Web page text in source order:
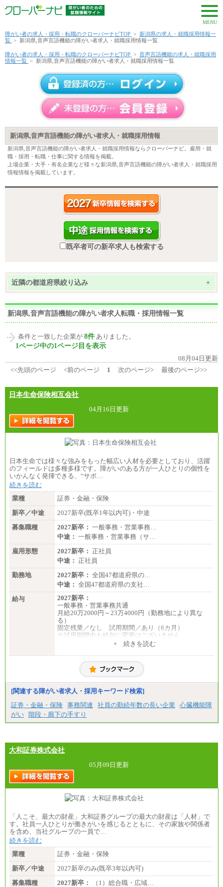
MENU
障がい者の求人・採用・転職のクローバーナビTOP > 新潟県の求人・就職採用情報一
覧 > 新潟県,音声言語機能の障がい者求人・就職採用情報一覧
障がい者の求人・採用・転職のクローバーナビTOP > 音声言語機能の求人・就職採用
情報一覧 > 新潟県,音声言語機能の障がい者求人・就職採用情報一覧
新潟県,音声言語機能の障がい者求人・就職採用情報
新潟県,音声言語機能の障がい者求人・就職採用情報ならクローバーナビ。雇用・就
職・採用・転職・仕事に関する情報を掲載。
上場企業・大手・有名企業など様々な新潟県,音声言語機能の障がい者求人・就職採用
情報情報を掲載しています。
既卒者可の新卒求人も検索する
近隣の都道府県絞り込み +
新潟県,音声言語機能の障がい者求人転職・採用情報一覧
条件と一致した企業が 8件 ありました。
1ページ中の1ページ目を表示
08月04日更新
<<先頭のページ
<前のページ 1 次のページ> 最後のページ>>
日本生命保険相互会社
04月16日更新
日本生命では様々な強みをもった幅広い人材を必要としており、活躍
のフィールドは多種多様です。障がいのある方が一人ひとりの個性を
いかんなく発揮できる、“サポ…
続きを読む
業種
証券・金融・保険
新卒／中途
2027新卒(既卒1年以内可)・中途
募集職種
2027新卒： 一般事務・営業事務…
中途： 一般事務・営業事務（サ…
雇用形態
2027新卒： 正社員
中途： 正社員
勤務地
2027新卒： 全国47都道府県の…
中途： 全国47都道府県の支社…
給与
2027新卒：
一般事務・営業事務共通
月給20万2000円～23万4000円（勤務地により異な
る）
固定残業／なし 試用期間／あり（6カ月）
※試用期間中も給与に変更はございません
月給20万2000円～23万4000円（勤務地により異な
固定残業／なし 試用期間／あり（6か月）
+ 続きを読む
[関連する障がい者求人・採用キーワード検索]
証券・金融・保険 事務関連 社員の勤続年数の長い企業
心臓機能障
がい 階段・廊下の手すり
大和証券株式会社
05月09日更新
「人こそ、最大の財産」大和証券グループの最大の財産は「人材」で
す。社員一人ひとりが働きがいを感じるとともに、その家族や関係者
を含め、当社グループの一員で…
続きを読む
業種
証券・金融・保険
新卒／中途
2027新卒のみ(既卒3年以内可)
募集職種
2027新卒：
（1）総合職・広域…